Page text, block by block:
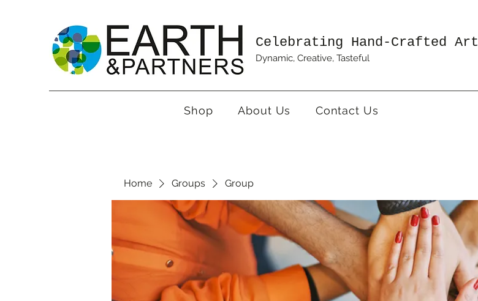
Celebrating Hand-Crafted Art
Dynamic, Creative, Tasteful
Shop About Us Contact Us
Home Groups Group